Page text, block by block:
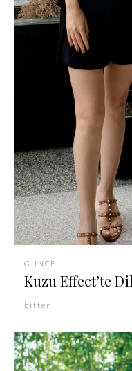
GÜNCEL
Kuzu Effect’te
bitter